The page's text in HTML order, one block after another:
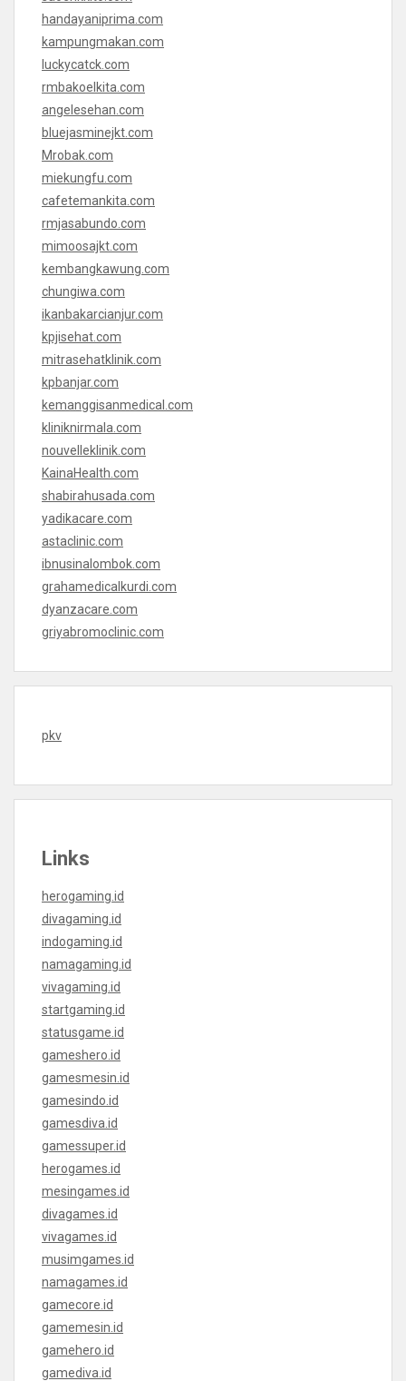
handayaniprima.com
kampungmakan.com
luckycatck.com
rmbakoelkita.com
angelesehan.com
bluejasminejkt.com
Mrobak.com
miekungfu.com
cafetemankita.com
rmjasabundo.com
mimoosajkt.com
kembangkawung.com
chungiwa.com
ikanbakarcianjur.com
kpjisehat.com
mitrasehatklinik.com
kpbanjar.com
kemanggisanmedical.com
kliniknirmala.com
nouvelleklinik.com
KainaHealth.com
shabirahusada.com
yadikacare.com
astaclinic.com
ibnusinalombok.com
grahamedicalkurdi.com
dyanzacare.com
griyabromoclinic.com
pkv
Links
herogaming.id
divagaming.id
indogaming.id
namagaming.id
vivagaming.id
startgaming.id
statusgame.id
gameshero.id
gamesmesin.id
gamesindo.id
gamesdiva.id
gamessuper.id
herogames.id
mesingames.id
divagames.id
vivagames.id
musimgames.id
namagames.id
gamecore.id
gamemesin.id
gamehero.id
gamediva.id